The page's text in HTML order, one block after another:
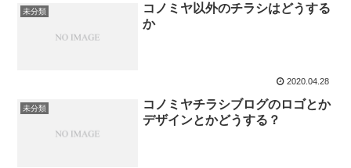
未分類
コノミヤ以外のチラシはどうする
か
2020.04.28
未分類
コノミヤチラシブログのロゴとか
デザインとかどうする？